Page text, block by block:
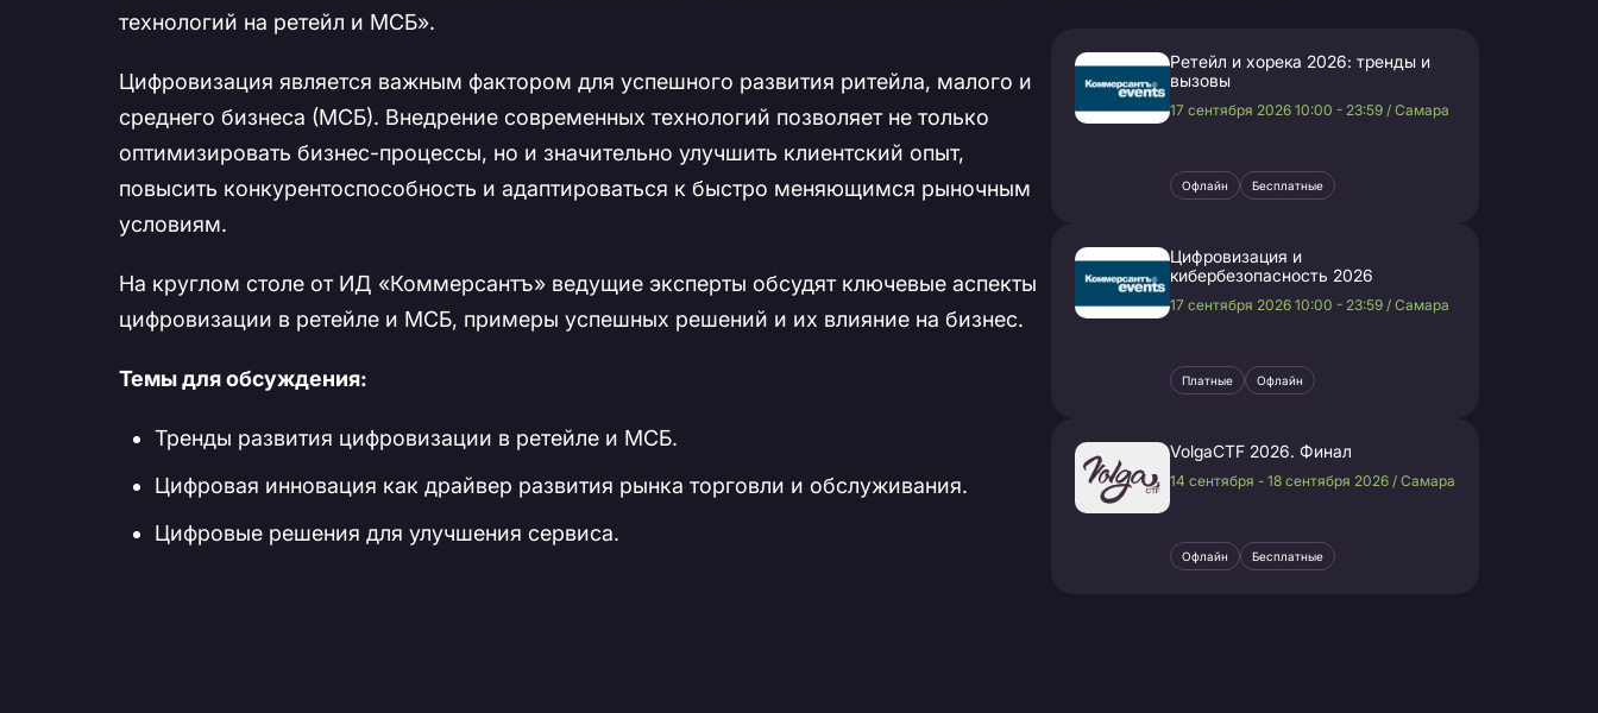
технологий на ретейл и МСБ».
Цифровизация является важным фактором для успешного развития ритейла, малого и
среднего бизнеса (МСБ). Внедрение современных технологий позволяет не только
оптимизировать бизнес-процессы, но и значительно улучшить клиентский опыт,
повысить конкурентоспособность и адаптироваться к быстро меняющимся рыночным
условиям.
На круглом столе от ИД «Коммерсантъ» ведущие эксперты обсудят ключевые аспекты
цифровизации в ретейле и МСБ, примеры успешных решений и их влияние на бизнес.
Темы для обсуждения:
Тренды развития цифровизации в ретейле и МСБ.
Цифровая инновация как драйвер развития рынка торговли и обслуживания.
Цифровые решения для улучшения сервиса.
Ретейл и хорека 2026: тренды и
вызовы
17 сентября 2026 10:00 - 23:59 / Самара
Офлайн Бесплатные
Цифровизация и
кибербезопасность 2026
17 сентября 2026 10:00 - 23:59 / Самара
Платные Офлайн
VolgaCTF 2026. Финал
14 сентября - 18 сентября 2026 / Самара
Офлайн Бесплатные